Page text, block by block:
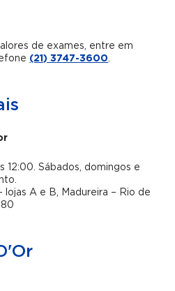
de exames, entre em
(21) 3747-3600.
12:00. Sábados, domingos e
lojas A e B, Madureira – Rio de